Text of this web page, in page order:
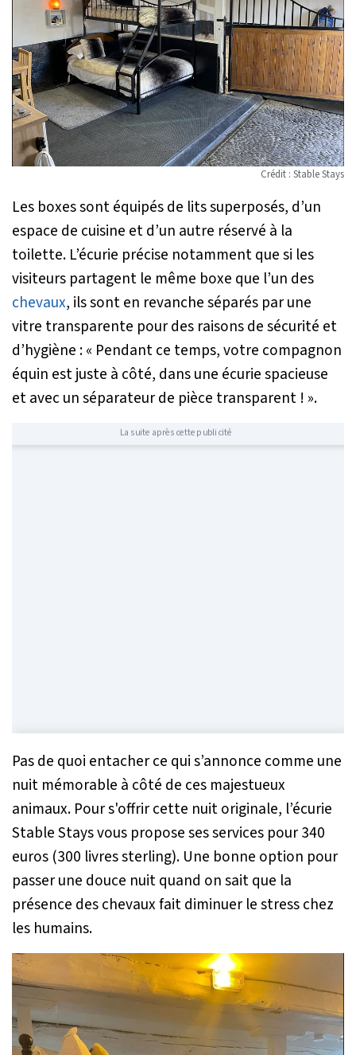
Crédit : Stable Stays
Les boxes sont équipés de lits superposés, d’un
espace de cuisine et d’un autre réservé à la
toilette. L’écurie précise notamment que si les
visiteurs partagent le même boxe que l’un des
chevaux, ils sont en revanche séparés par une
vitre transparente pour des raisons de sécurité et
d’hygiène : « Pendant ce temps, votre compagnon
équin est juste à côté, dans une écurie spacieuse
et avec un séparateur de pièce transparent ! ».
La suite après cette publicité
Pas de quoi entacher ce qui s’annonce comme une
nuit mémorable à côté de ces majestueux
animaux. Pour s'offrir cette nuit originale, l’écurie
Stable Stays vous propose ses services pour 340
euros (300 livres sterling). Une bonne option pour
passer une douce nuit quand on sait que la
présence des chevaux fait diminuer le stress chez
les humains.